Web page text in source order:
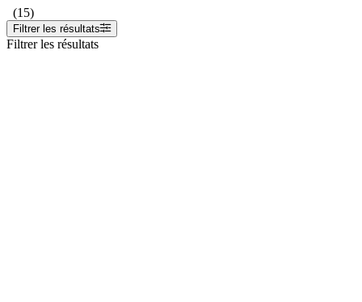
(15)
Filtrer les résultats
Filtrer les résultats